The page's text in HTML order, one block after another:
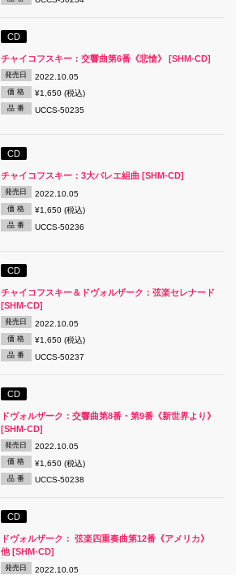
CD
チャイコフスキー：交響曲第6番《悲愴》 [SHM-CD]
発売日 2022.10.05
価 格 ¥1,650 (税込)
品 番 UCCS-50235
CD
チャイコフスキー：3大バレエ組曲 [SHM-CD]
発売日 2022.10.05
価 格 ¥1,650 (税込)
品 番 UCCS-50236
CD
チャイコフスキー＆ドヴォルザーク：弦楽セレナード
[SHM-CD]
発売日 2022.10.05
価 格 ¥1,650 (税込)
品 番 UCCS-50237
CD
ドヴォルザーク：交響曲第8番・第9番《新世界より》
[SHM-CD]
発売日 2022.10.05
価 格 ¥1,650 (税込)
品 番 UCCS-50238
CD
ドヴォルザーク： 弦楽四重奏曲第12番《アメリカ》
他 [SHM-CD]
発売日 2022.10.05